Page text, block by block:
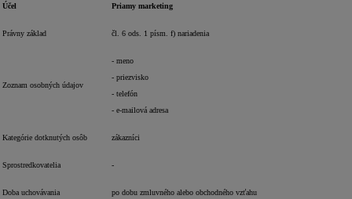
Účel Priamy marketing
Právny základ čl. 6 ods. 1 písm. f) nariadenia
Zoznam osobných údajov
- meno
- priezvisko
- telefón
- e-mailová adresa
Kategórie dotknutých osôb zákazníci
Sprostredkovatelia -
Doba uchovávania po dobu zmluvného alebo obchodného vzťahu